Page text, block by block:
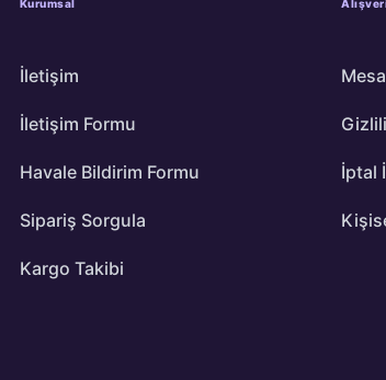
Kurumsal
İletişim
İletişim Formu
Havale Bildirim Formu
Sipariş Sorgula
Kargo Takibi
İptal